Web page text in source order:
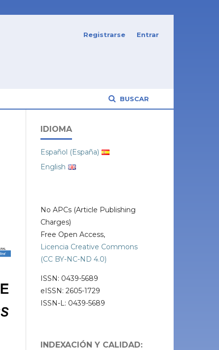
BUSCAR
Registrarse Entrar
IDIOMA
Español (España)
English
No APCs (Article Publishing
Charges)
Free Open Access,
Licencia Creative Commons
(CC BY-NC-ND 4.0)
ISSN: 0439-5689
eISSN: 2605-1729
ISSN-L: 0439-5689
INDEXACIÓN Y CALIDAD: